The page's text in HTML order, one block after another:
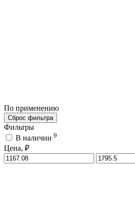
По применению
Сброс фильтра
Фильтры
В наличии 9
Цена, ₽